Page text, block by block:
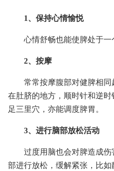
1、保持心情愉悦
心情舒畅也能使脾处于一
2、按摩
常常按摩腹部对健脾相
在肚脐的地方，顺时针和逆
足三里穴，亦能调度脾胃。
3、进行脑部放松活动
过度用脑也会对脾造成
部进行放松，缓解紧张，比如